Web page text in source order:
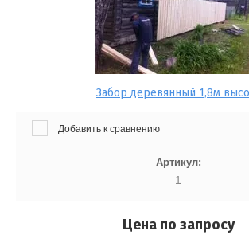
Забор деревянный 1,8м
Добавить к сравнению
Артикул:
1
Цена по запросу